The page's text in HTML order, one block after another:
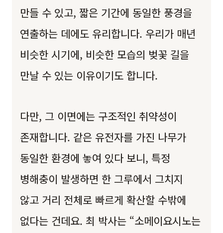
만들 수 있고, 짧은 기간에 동일한 풍경을
연출하는 데에도 유리합니다. 우리가 매년
비슷한 시기에, 비슷한 모습의 벚꽃 길을
만날 수 있는 이유이기도 합니다.
다만, 그 이면에는 구조적인 취약성이
존재합니다. 같은 유전자를 가진 나무가
동일한 환경에 놓여 있다 보니, 특정
병해충이 발생하면 한 그루에서 그치지
않고 거리 전체로 빠르게 확산할 수밖에
없다는 건데요. 최 박사는 “소메이요시노는